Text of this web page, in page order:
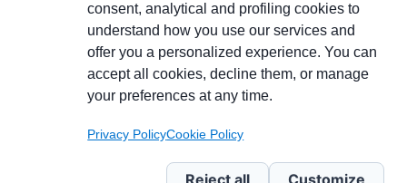
Partecipa alla discussione
Pagina Linkedin
Newsletter Linkedin
consent, analytical and profiling cookies to
understand how you use our services and
offer you a personalized experience. You can
accept all cookies, decline them, or manage
your preferences at any time.
Privacy PolicyCookie Policy
Reject all
Customize